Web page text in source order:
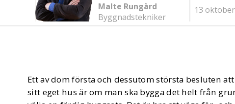
Malte Rungård
Byggnadstekniker
13
Ett av dom första och dessutom största besluten
sitt eget hus är om man ska bygga det helt från